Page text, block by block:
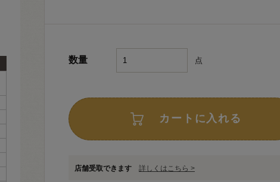
数量 点
カートに入れる
店舗受取できます 詳しくはこちら >